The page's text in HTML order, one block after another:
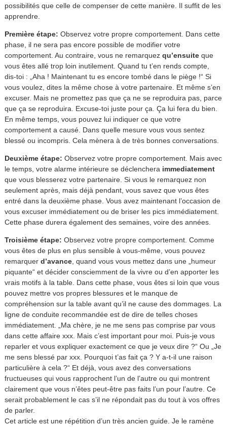
possibilités que celle de compenser de cette manière. Il suffit de les
apprendre.
Première étape: Observez votre propre comportement. Dans cette
phase, il ne sera pas encore possible de modifier votre
comportement. Au contraire, vous ne remarquez qu’ensuiteque
vous êtes allé trop loin inutilement. Quand tu t’en rends compte,
dis-toi : „Aha ! Maintenant tu es encore tombé dans le piège !“ Si
vous voulez, dites la même chose à votre partenaire. Et même s’en
excuser. Mais ne promettez pas que ça ne se reproduira pas, parce
que ça se reproduira. Excuse-toi juste pour ça. Ça lui fera du bien.
En même temps, vous pouvez lui indiquer ce que votre
comportement a causé. Dans quelle mesure vous vous sentez
blessé ou incompris. Cela mènera à de très bonnes conversations.
Deuxième étape: Observez votre propre comportement. Mais avec
le temps, votre alarme intérieure se déclenchera immediatement
que vous blesserez votre partenaire. Si vous le remarquez non
seulement après, mais déjà pendant, vous savez que vous êtes
entré dans la deuxième phase. Vous avez maintenant l’occasion de
vous excuser immédiatement ou de briser les pics immédiatement.
Cette phase durera également des semaines, voire des années.
Troisième étape: Observez votre propre comportement. Comme
vous êtes de plus en plus sensible à vous-même, vous pouvez
remarquer d’avance, quand vous vous mettez dans une „humeur
piquante“ et décider consciemment de la vivre ou d’en apporter les
vrais motifs à la table. Dans cette phase, vous êtes si loin que vous
pouvez mettre vos propres blessures et le manque de
compréhension sur la table avant qu’il ne cause des dommages. La
ligne de conduite recommandée est de dire de telles choses
immédiatement. „Ma chère, je ne me sens pas comprise par vous
dans cette affaire xxx. Mais c’est important pour moi. Puis-je vous
reparler et vous expliquer exactement ce que je veux dire ?“ Ou „Je
me sens blessé par xxx. Pourquoi t’as fait ça ? Y a-t-il une raison
particulière à cela ?“ Et déjà, vous avez des conversations
fructueuses qui vous rapprochent l’un de l’autre ou qui montrent
clairement que vous n’êtes peut-être pas faits l’un pour l’autre. Ce
serait probablement le cas s’il ne répondait pas du tout à vos offres
de parler.
Cet article est une répétition d’un très ancien guide. Je le ramène